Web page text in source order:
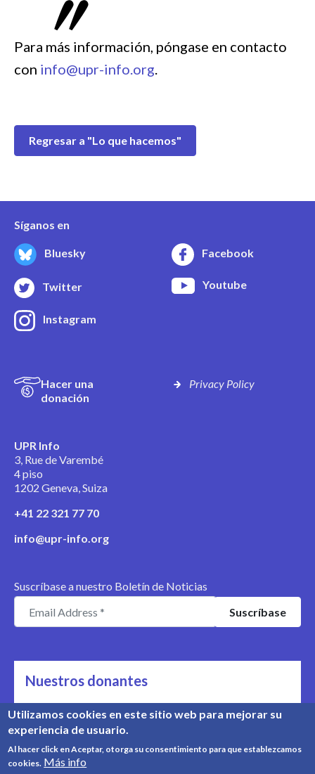
Para más información, póngase en contacto
con info@upr-info.org.
Regresar a "Lo que hacemos"
Síganos en
Bluesky Facebook
Twitter Youtube
Instagram
Hacer una
donación
Privacy Policy
UPR Info
3, Rue de Varembé
4 piso
1202 Geneva, Suiza
+41 22 321 77 70
info@upr-info.org
Suscríbase a nuestro Boletín de Noticias
Nuestros donantes
Nos apoyan
Conozca nuestros donantes
Utilizamos cookies en este sitio web para mejorar su
experiencia de usuario.
Al hacer click en Aceptar, otorga su consentimiento para que establezcamos
cookies. Más info